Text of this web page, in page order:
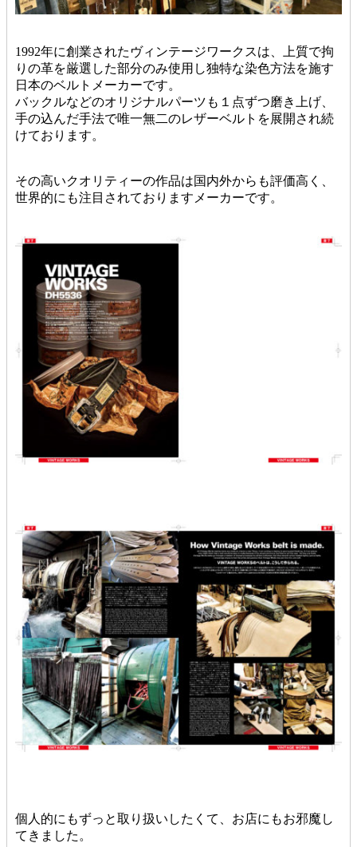
1992年に創業されたヴィンテージワークスは、上質で拘
りの革を厳選した部分のみ使用し独特な染色方法を施す
日本のベルトメーカーです。
バックルなどのオリジナルパーツも１点ずつ磨き上げ、
手の込んだ手法で唯一無二のレザーベルトを展開され続
けております。
その高いクオリティーの作品は国内外からも評価高く、
世界的にも注目されておりますメーカーです。
個人的にもずっと取り扱いしたくて、お店にもお邪魔し
てきました。